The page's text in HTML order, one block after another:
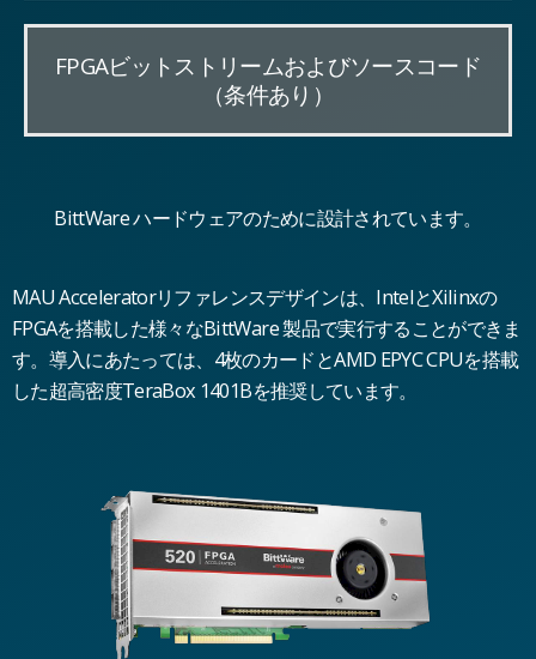
FPGAビットストリームおよびソースコード
（条件あり）
BittWare ハードウェアのために設計されています。
MAU Acceleratorリファレンスデザインは、IntelとXilinxの
FPGAを搭載した様々なBittWare 製品で実行することができま
す。導入にあたっては、4枚のカードとAMD EPYC CPUを搭載
した超高密度TeraBox 1401Bを推奨しています。